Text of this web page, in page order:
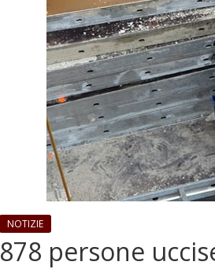
NOTIZIE
878 persone